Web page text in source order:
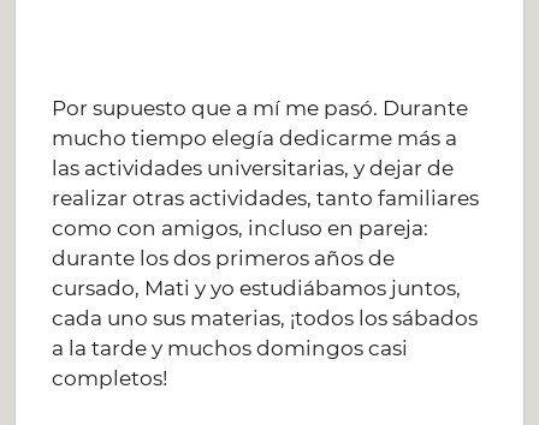
Por supuesto que a mí me pasó. Durante
mucho tiempo elegía dedicarme más a
las actividades universitarias, y dejar de
realizar otras actividades, tanto familiares
como con amigos, incluso en pareja:
durante los dos primeros años de
cursado, Mati y yo estudiábamos juntos,
cada uno sus materias, ¡todos los sábados
a la tarde y muchos domingos casi
completos!